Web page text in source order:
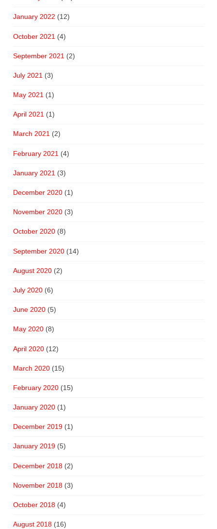
January 2022 (12)
October 2021 (4)
September 2021 (2)
July 2021 (3)
May 2021 (1)
April 2021(1)
March 2021(2)
February 2021 (4)
January 2021 (3)
December 2020(1)
November 2020(3)
October 2020(8)
September 2020(14)
August 2020(2)
July 2020(6)
June 2020(5)
May 2020(8)
April 2020(12)
March 2020(15)
February 2020(15)
January 2020(1)
December 2019(1)
January 2019(5)
December 2018(2)
November 2018(3)
October 2018(4)
August 2018(16)